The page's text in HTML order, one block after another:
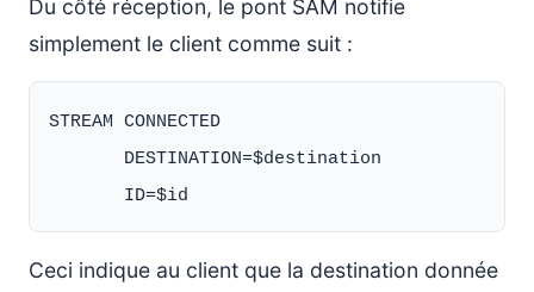
Du côté réception, le pont SAM notifie
simplement le client comme suit :
STREAM CONNECTED
       DESTINATION=$destination
Ceci indique au client que la destination donnée